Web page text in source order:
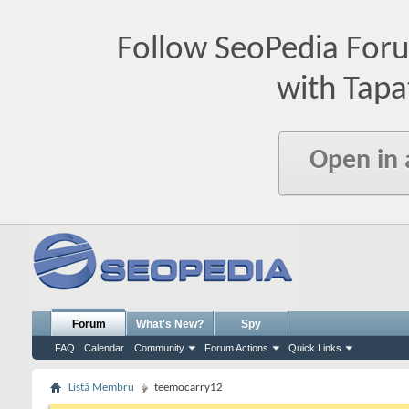
Follow SeoPedia
with
Open in
Forum
FAQ Calendar Community Forum Actions Quick Links
What's New? Spy
Listă Membru teemocarry12